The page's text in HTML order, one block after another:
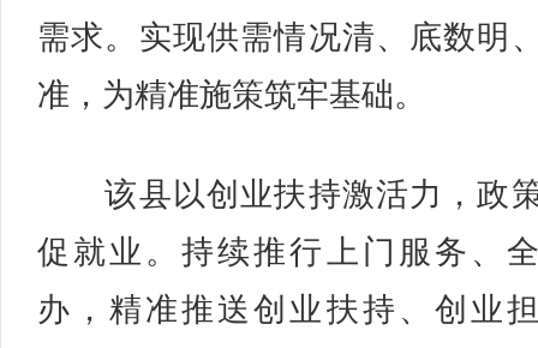
需求。实现供需情况清、底数明
准，为精准施策筑牢基础。
该县以创业扶持激活力，政
促就业。持续推行上门服务、
办，精准推送创业扶持、创业